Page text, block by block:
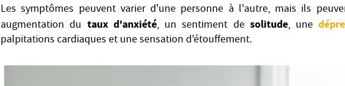
Les symptômes peuvent varier d'une personne à l'autre, mais ils
augmentation du taux d'anxiété, un sentiment de solitude, une
palpitations cardiaques et une sensation d'étouffement.